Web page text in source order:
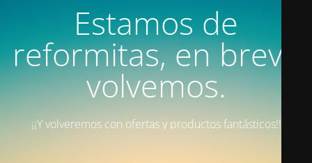
Estamos de
reformitas, en breve
volvemos.
¡¡Y volveremos con ofertas y productos fantásticos!!